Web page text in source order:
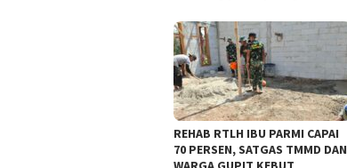
REHAB RTLH IBU PARMI CAPAI
70 PERSEN, SATGAS TMMD DAN